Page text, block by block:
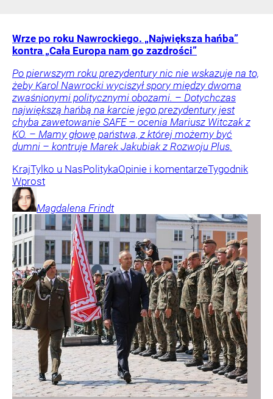
Wrze po roku Nawrockiego. „Największa hańba”
kontra „Cała Europa nam go zazdrości”
Po pierwszym roku prezydentury nic nie wskazuje na to,
żeby Karol Nawrocki wyciszył spory między dwoma
zwaśnionymi politycznymi obozami. – Dotychczas
największą hańbą na karcie jego prezydentury jest
chyba zawetowanie SAFE – ocenia Mariusz Witczak z
KO. – Mamy głowę państwa, z której możemy być
dumni – kontruje Marek Jakubiak z Rozwoju Plus.
KrajTylko u NasPolitykaOpinie i komentarzeTygodnik
Wprost
Magdalena Frindt